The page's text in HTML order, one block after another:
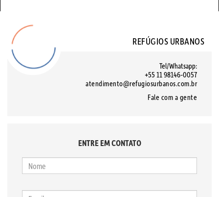
REFÚGIOS URBANOS
Tel/Whatsapp:
+55 11 98146-0057
atendimento@refugiosurbanos.com.br
Fale com a gente
ENTRE EM CONTATO